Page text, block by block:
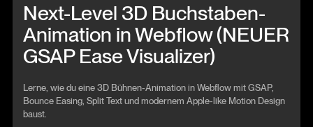
Next-Level 3D Buchstaben-
Animation in Webflow (NEUER
GSAP Ease Visualizer)
Lerne, wie du eine 3D Bühnen-Animation in Webflow mit GSAP,
Bounce Easing, Split Text und modernem Apple-like Motion Design
baust.